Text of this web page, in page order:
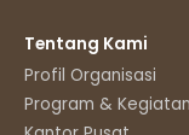
Tentang Kami
Profil Organisasi
Program & Kegiatan